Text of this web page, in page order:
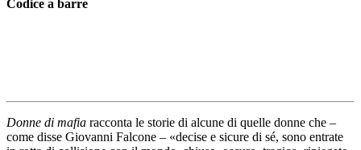
Codice a barre
Donne di mafia racconta le storie di alcune di quelle donne che –
come disse Giovanni Falcone – «decise e sicure di sé, sono entrate